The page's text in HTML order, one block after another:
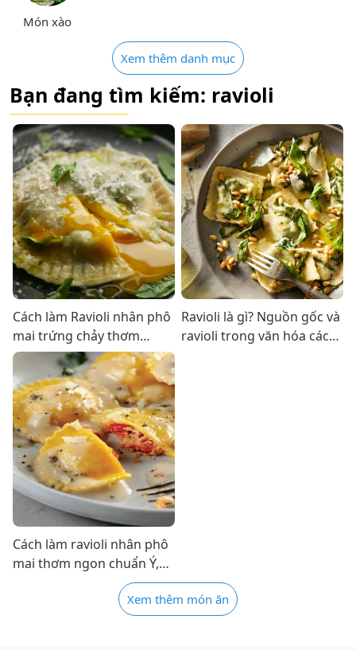
Món xào
Xem thêm danh mục
Bạn đang tìm kiếm: ravioli
Cách làm Ravioli nhân phô
mai trứng chảy thơm
ngon khó cưỡng
Ravioli là gì? Nguồn gốc và
ravioli trong văn hóa các
Cách làm ravioli nhân phô
mai thơm ngon chuẩn Ý,
Xem thêm món ăn